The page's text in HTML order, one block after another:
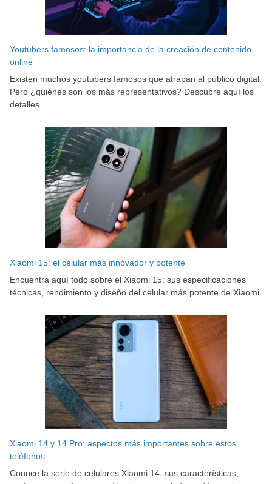
Youtubers famosos: la importancia de la creación de contenido
online
Existen muchos youtubers famosos que atrapan al público digital.
Pero ¿quiénes son los más representativos? Descubre aquí los
detalles.
Xiaomi 15: el celular más innovador y potente
Encuentra aquí todo sobre el Xiaomi 15: sus especificaciones
técnicas, rendimiento y diseño del celular más potente de Xiaomi.
Xiaomi 14 y 14 Pro: aspectos más importantes sobre estos
teléfonos
Conoce la serie de celulares Xiaomi 14; sus características,